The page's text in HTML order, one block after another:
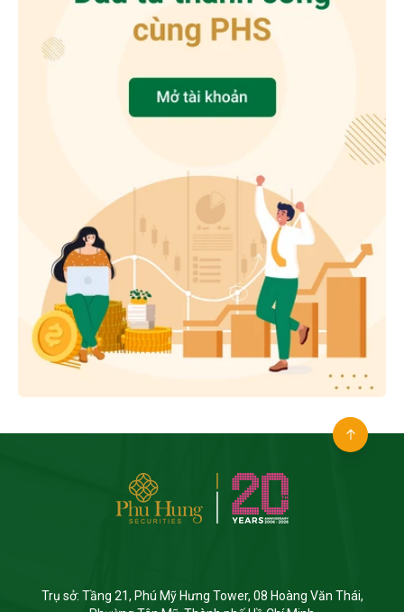
Trụ sở: Tầng 21, Phú Mỹ Hưng Tower, 08 Hoàng Văn Thái,